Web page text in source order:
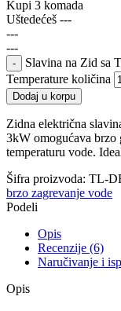
Kupi 3 komada
Uštedećeš ---
---
---
Slavina na Zid sa
Temperature količina
Dodaj u korpu
Zidna električna
3kW omogućava
temperaturu vode.
Šifra proizvoda: TL-
brzo zagrevanje vode
Podeli
Opis
Recenzije (6)
Naručivanje i
Opis